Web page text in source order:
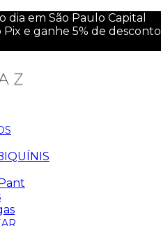
dia em São Paulo Capital
e ganhe 5% de desconto